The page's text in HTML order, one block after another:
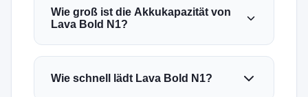
Wie groß ist die Akkukapazität von
Lava Bold N1?
Wie schnell lädt Lava Bold N1?